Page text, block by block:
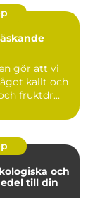
gör att vi
kallt och
fruktdr...
och
till din